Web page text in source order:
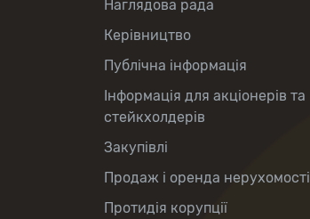
Наглядова рада
Керівництво
Публічна інформація
Інформація для акціонерів та
стейкхолдерів
Закупівлі
Продаж і оренда нерухомості
Протидія корупції